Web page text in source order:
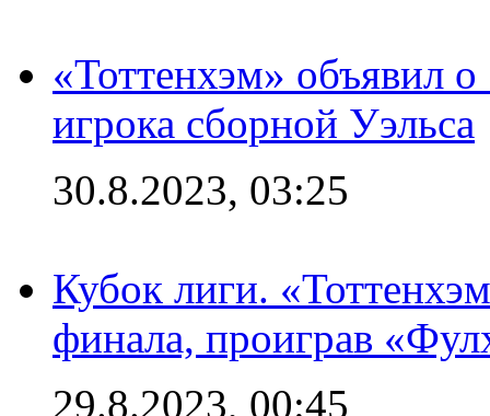
«Тоттенхэм» объявил
игрока сборной Уэльса
30.8.2023, 03:25
Кубок лиги.
финала, проиграв
29.8.2023, 00:45